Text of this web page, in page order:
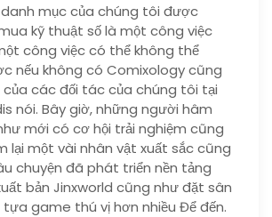
mục của chúng tôi được
kỹ thuật số là một công việc
công việc có thể không thể
nếu không có Comixology cũng
các đối tác của chúng tôi tại
nói. Bây giờ, những người hâm
mới có cơ hội trải nghiệm cũng
lại một vài nhân vật xuất sắc cũng
chuyện đã phát triển nền tảng
bản Jinxworld cũng như đặt sân
game thú vị hơn nhiều Để đến.